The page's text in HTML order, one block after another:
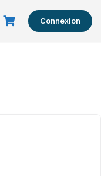
Connexion